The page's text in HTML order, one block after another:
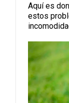
Aquí es
estos